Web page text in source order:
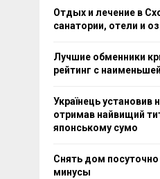
Отдых и лечение в
санатории, отели и
Лучшие обменники
рейтинг с
Українець установив
отримав найвищий
японському сумо
Снять дом
минусы